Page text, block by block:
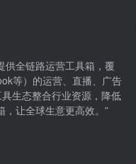
供全链路运营工具箱，覆
等）​的运营、直播、广告
生态整合行业资源，降低
让全球生意更高效。”